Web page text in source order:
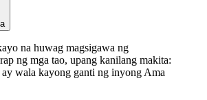
na huwag magsigawa ng
ng mga tao, upang kanilang makita:
ay wala kayong ganti ng inyong Ama